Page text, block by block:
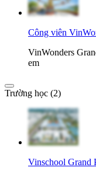
Công viên
VinWonders
em
Trường học (2)
Vinschool Grand